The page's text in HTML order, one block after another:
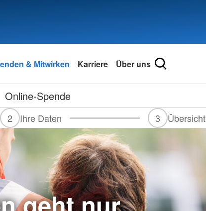
& Mitwirken Karriere Über uns
Online-Spende
2 Ihre Daten 3 Übersicht